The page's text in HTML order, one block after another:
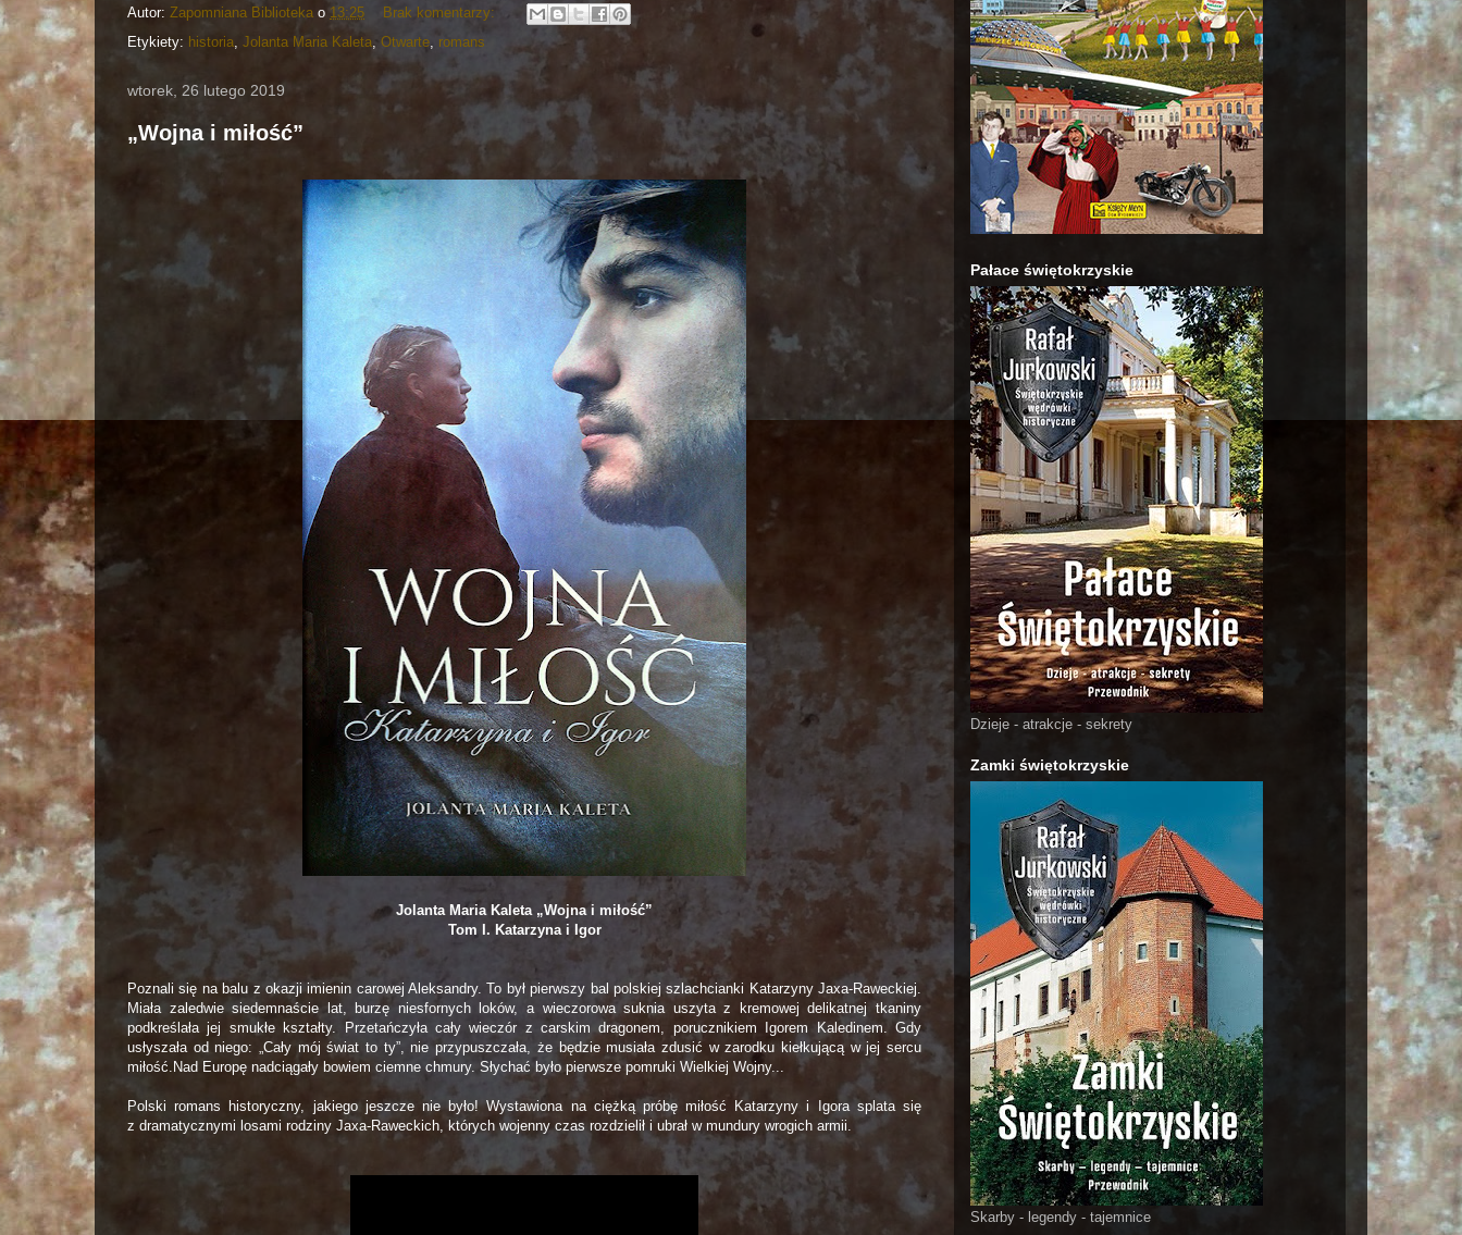
Autor: Zapomniana Biblioteka o 13:25
Brak komentarzy:
Etykiety: historia Jolanta Maria Kaleta Otwarte romans
wtorek, 26 lutego 2019
„Wojna i miłość”
Jolanta Maria Kaleta „Wojna i miłość”
Tom I. Katarzyna i Igor
Poznali się na balu z okazji imienin carowej Aleksandry. To był pierwszy bal polskiej szlachcianki Katarzyny Jaxa-Raweckiej.
Miała zaledwie siedemnaście lat, burzę niesfornych loków, a wieczorowa suknia uszyta z kremowej delikatnej tkaniny
podkreślała jej smukłe kształty. Przetańczyła cały wieczór z carskim dragonem, porucznikiem Igorem Kaledinem. Gdy
usłyszała od niego: „Cały mój świat to ty”, nie przypuszczała, że będzie musiała zdusić w zarodku kiełkującą w jej sercu
miłość.Nad Europę nadciągały bowiem ciemne chmury. Słychać było pierwsze pomruki Wielkiej Wojny...
Polski romans historyczny, jakiego jeszcze nie było! Wystawiona na ciężką próbę miłość Katarzyny i Igora splata się
z dramatycznymi losami rodziny Jaxa-Raweckich, których wojenny czas rozdzielił i ubrał w mundury wrogich armii.
Pałace świętokrzyskie
Dzieje - atrakcje - sekrety
Zamki świętokrzyskie
Skarby - legendy - tajemnice